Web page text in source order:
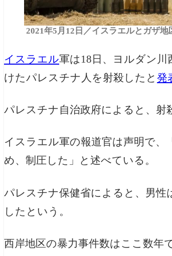
2021年5月12日／イスラエルとガザ地
イスラエル軍は18日、ヨルダン
けたパレスチナ人を射殺したと 発
パレスチナ自治政府によると、射
イスラエル軍の報道官は声明で、
め、制圧した」と述べている。
パレスチナ保健省によると、男性
したという。
西岸地区の暴力事件数はここ数年